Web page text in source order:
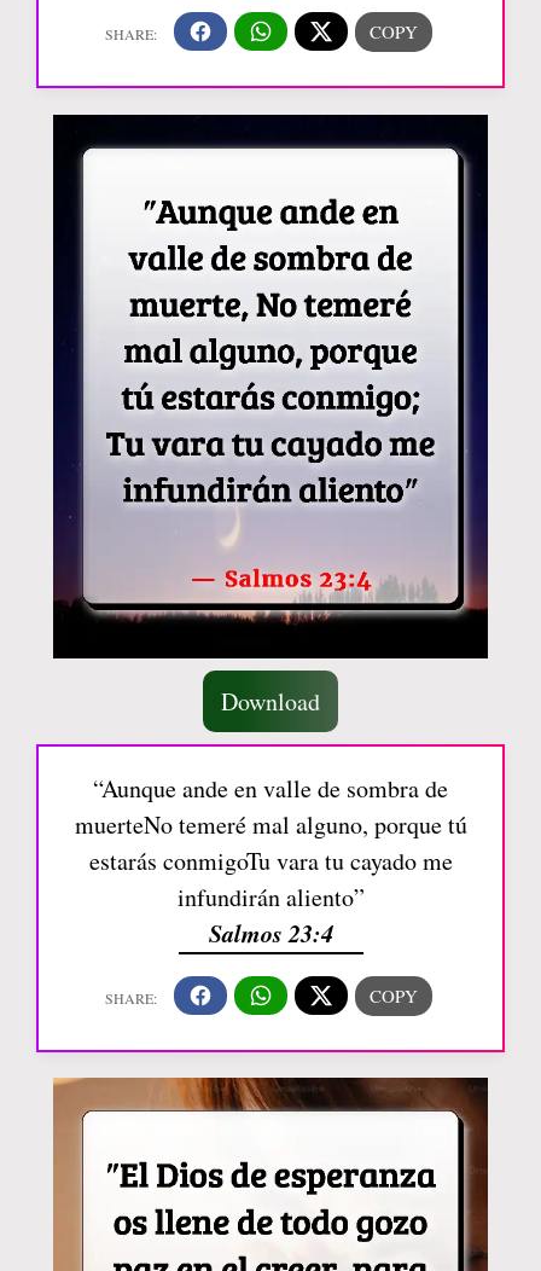
Download
“Aunque ande en valle de sombra de
muerteNo temeré mal alguno, porque tú
estarás conmigoTu vara tu cayado me
infundirán aliento”
Salmos 23:4